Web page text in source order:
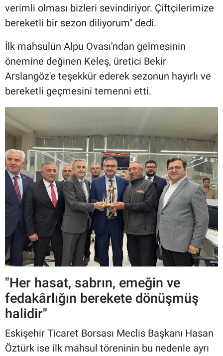
verimli olması bizleri sevindiriyor. Çiftçilerimize
bereketli bir sezon diliyorum" dedi.
İlk mahsulün Alpu Ovası'ndan gelmesinin
önemine değinen Keleş, üretici Bekir
Arslangöz'e teşekkür ederek sezonun hayırlı ve
bereketli geçmesini temenni etti.
"Her hasat, sabrın, emeğin ve
fedakârlığın berekete dönüşmüş
halidir"
Eskişehir Ticaret Borsası Meclis Başkanı Hasan
Öztürk ise ilk mahsul töreninin bu nedenle ayrı